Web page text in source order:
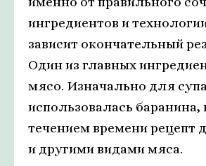
ингредиентов и
зависит окончательный
Один из главных
мясо. Изначально для супа
использовалась баранина,
течением времени рецепт
и другими видами мяса.